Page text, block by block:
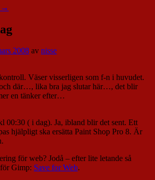
→
2008 av nisse
Väser visserligen som f-n i huvudet.
där…, lika bra jag slutar här…, det blir
en tänker efter…
00:30 ( i dag). Ja, ibland blir det sent. Ett
hjälpligt ska ersätta Paint Shop Pro 8. Är
för web? Jodå – efter lite letande så
Gimp: Save for Web.